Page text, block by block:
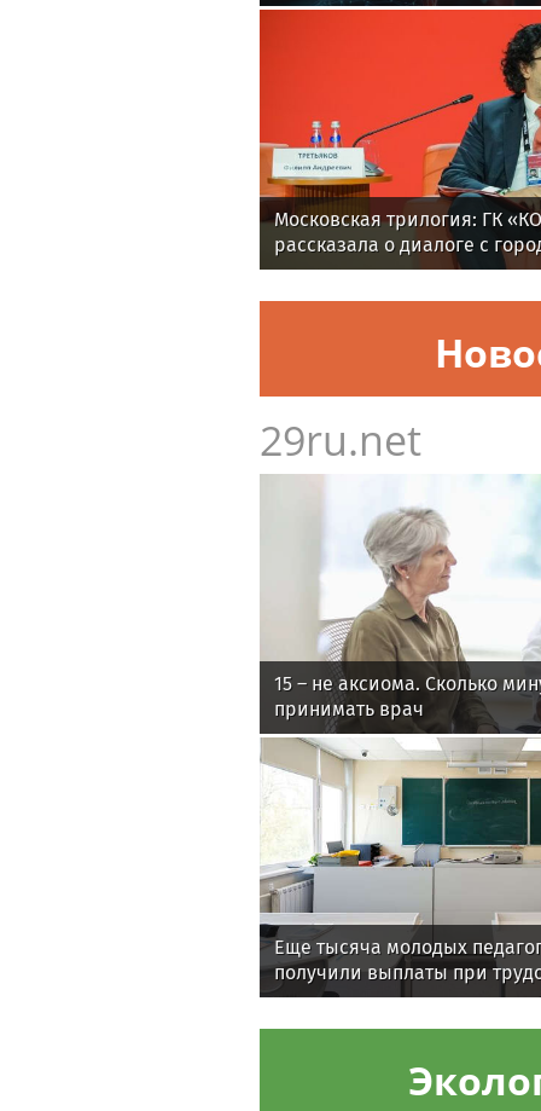
Московская трилогия: ГК
рассказала о диалоге с
искусство, природу и
29ru.net
15 – не аксиома. Сколько
принимать врач
Еще тысяча молодых
получили выплаты при